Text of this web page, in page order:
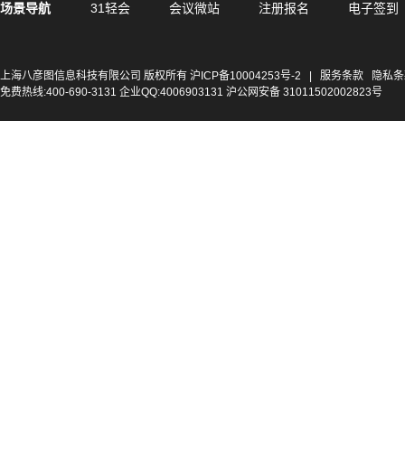
场景导航 31轻会 会议微站 注册报名 电子签到
上海八彦图信息科技有限公司 版权所有 沪ICP备10004253号-2 服务条款
隐私
免费热线:400-690-3131 企业QQ:4006903131 沪公网安备 31011502002823号